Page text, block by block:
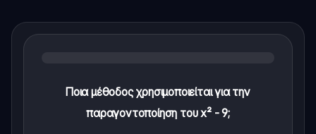
Ποια μέθοδος χρησιμοποιείται για την
παραγοντοποίηση του x² - 9;